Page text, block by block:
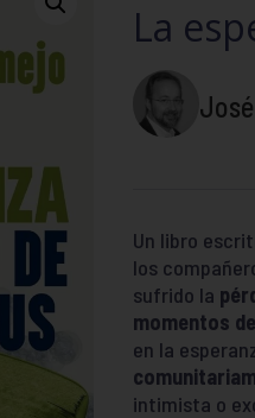
La
Un libro
los
sufrido la
momentos
en la
intimista o